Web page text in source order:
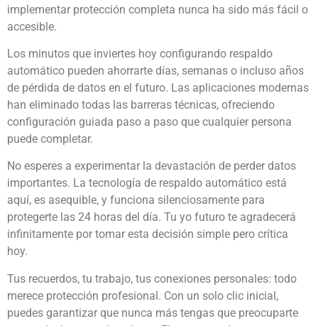
implementar protección completa nunca ha sido más fácil o
accesible.
Los minutos que inviertes hoy configurando respaldo
automático pueden ahorrarte días, semanas o incluso años
de pérdida de datos en el futuro. Las aplicaciones modernas
han eliminado todas las barreras técnicas, ofreciendo
configuración guiada paso a paso que cualquier persona
puede completar.
No esperes a experimentar la devastación de perder datos
importantes. La tecnología de respaldo automático está
aquí, es asequible, y funciona silenciosamente para
protegerte las 24 horas del día. Tu yo futuro te agradecerá
infinitamente por tomar esta decisión simple pero crítica
hoy.
Tus recuerdos, tu trabajo, tus conexiones personales: todo
merece protección profesional. Con un solo clic inicial,
puedes garantizar que nunca más tengas que preocuparte